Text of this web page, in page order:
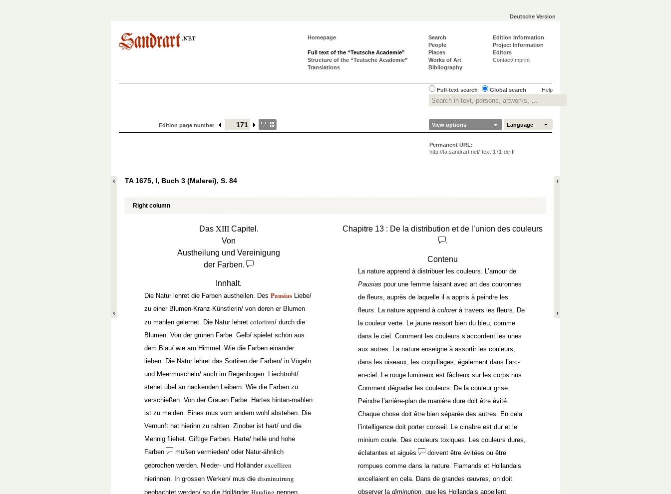
Deutsche Version
Homepage
Full text of the “Teutsche Academie”
Structure of the “Teutsche Academie”
Translations
Search
People
Places
Works of Art
Bibliography
Edition Information
Project Information
Editors
Contact/Imprint
Edition page number
Help
Full-text search Global search
View options Language
Permanent URL:
http://ta.sandrart.net/-text-171-de-fr
TA 1675, I, Buch 3 (Malerei), S. 84
Right column
Das XIIICapitel.
Von
Austheilung und Vereinigung
der Farben.
Innhalt.
Die Natur lehret die Farben austheilen. Des Pausias Liebe/
zu einer Blumen-Kranz-Künstlerin/ von deren er Blumen
zu mahlen gelernet. Die Natur lehret coloriren/ durch die
Blumen. Von der grünen Farbe. Gelb/ spielet schön aus
dem Blau/ wie am Himmel. Wie die Farben einander
lieben. Die Natur lehret das Sortiren der Farben/ in Vögeln
und Meermuscheln/ auch im Regenbogen. Liechtroht/
stehet übel an nackenden Leibern. Wie die Farben zu
verschießen. Von der Grauen Farbe. Hartes hintan-mahlen
ist zu meiden. Eines mus vom andern wohl abstehen. Die
Vernunft hat hierinn zu rahten. Zinober ist hart/ und die
Mennig fliehet. Giftige Farben. Harte/ helle und hohe
Farben
müßen vermieden/ oder Natur-ähnlich
gebrochen werden. Nieder- und Holländer excelliren
hierinnen. In grossen Werken/ mus die disminuirung
beobachtet werden/ so die Holländer Hauding nennen.
Chapitre 13 : De la distribution et de l’union des couleurs
.
Contenu
La nature apprend à distribuer les couleurs. L’amour de
Pausias pour une femme faisant avec art des couronnes
de fleurs, auprès de laquelle il a appris à peindre les
fleurs. La nature apprend à colorerà travers les fleurs. De
la couleur verte. Le jaune ressort bien du bleu, comme
dans le ciel. Comment les couleurs s’accordent les unes
aux autres. La nature enseigne à assortir les couleurs,
dans les oiseaux, les coquillages, également dans l’arc-
en-ciel. Le rouge lumineux est fâcheux sur les corps nus.
Comment dégrader les couleurs. De la couleur grise.
Peindre l’arrière-plan de manière dure doit être évité.
Chaque chose doit être bien séparée des autres. En cela
l’intelligence doit porter conseil. Le cinabre est dur et le
minium coule. Des couleurs toxiques. Les couleurs dures,
éclatantes et aiguës
doivent être évitées ou être
rompues comme dans la nature. Flamands et Hollandais
excellaient en cela. Dans de grandes œuvres, on doit
observer la diminution, que les Hollandais appellent